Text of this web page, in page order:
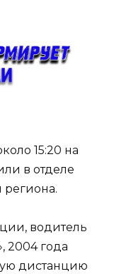
15:20 на
в отделе
региона.
водитель
2004 года
дистанцию